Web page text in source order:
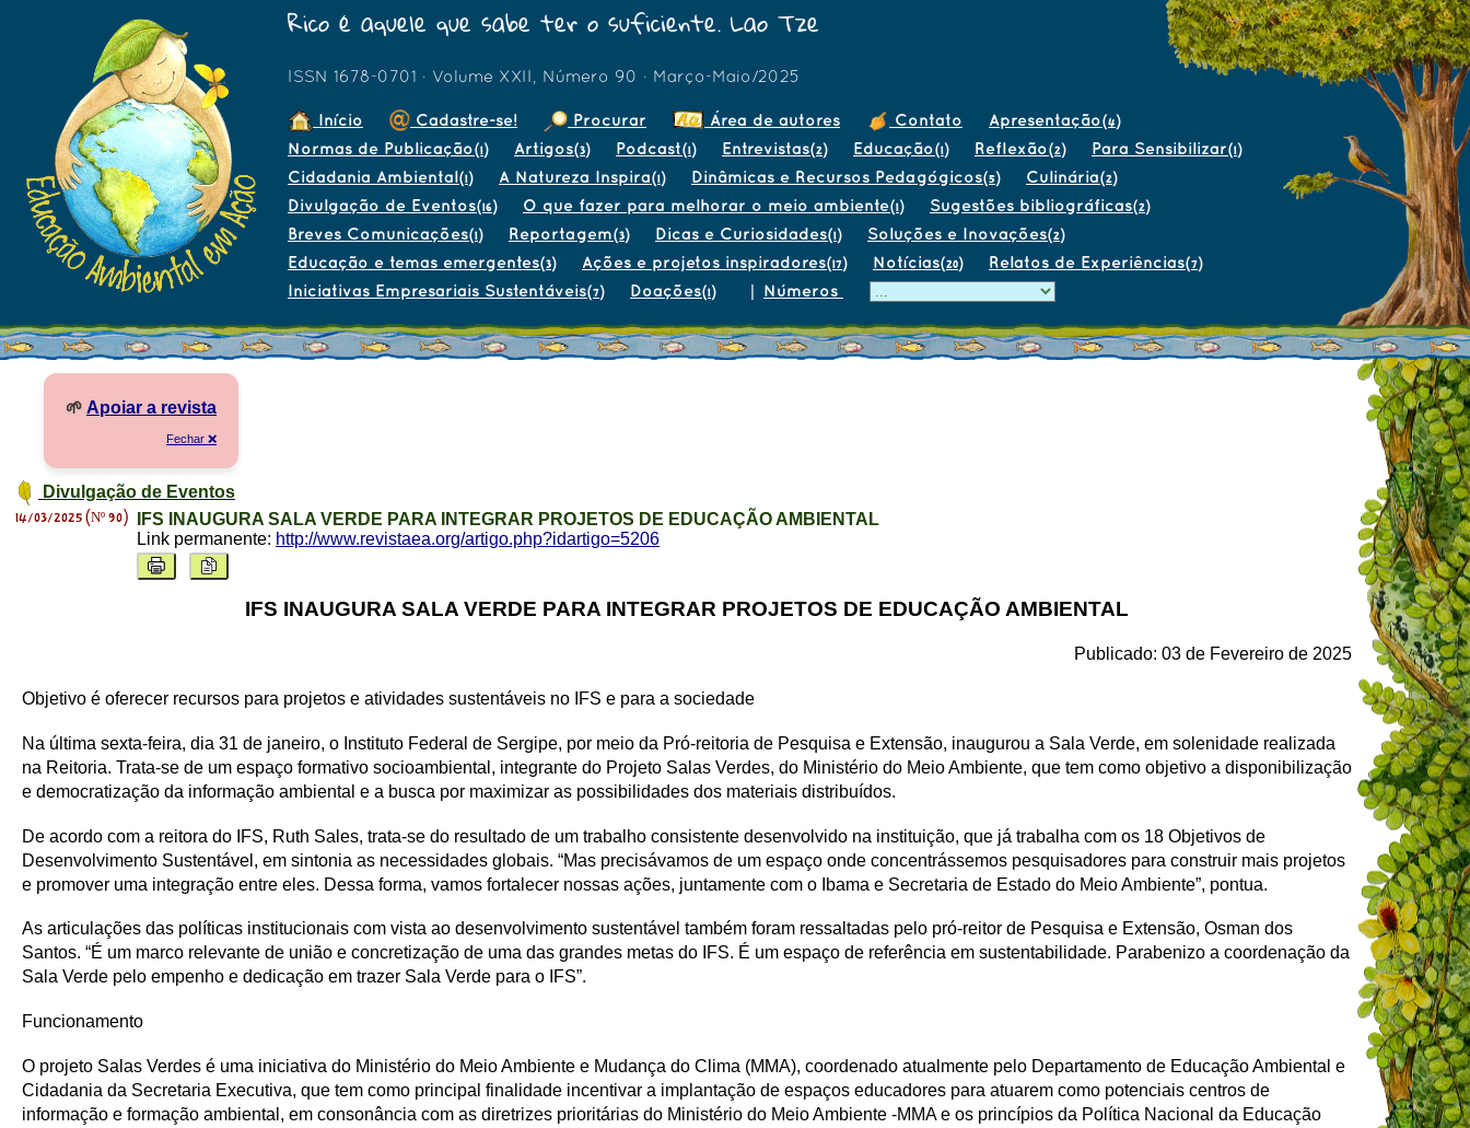
Rico é aquele que sabe ter o suficiente. Lao Tze
ISSN 1678-0701 · Volume XXII, Número 90 · Março-Maio/2025
Início Cadastre-se! Procurar Área de autores Contato Apresentação(4)
Normas de Publicação(1) Artigos(3) Podcast(1) Entrevistas(2) Educação(1) Reflexão(2) Para Sensibilizar(1)
Cidadania Ambiental(1) A Natureza Inspira(1) Dinâmicas e Recursos Pedagógicos(5) Culinária(2)
Divulgação de Eventos(16) O que fazer para melhorar o meio ambiente(1) Sugestões bibliográficas(2)
Breves Comunicações(1) Reportagem(3) Dicas e Curiosidades(1) Soluções e Inovações(2)
Educação e temas emergentes(3) Ações e projetos inspiradores(17) Notícias(20) Relatos de Experiências(7)
Iniciativas Empresariais Sustentáveis(7) Doações(1) | Números
🌱 Apoiar a revista
Fechar ❌
Divulgação de Eventos
14/03/2025 (Nº 90)
IFS INAUGURA SALA VERDE PARA INTEGRAR PROJETOS DE EDUCAÇÃO AMBIENTAL
Link permanente: http://www.revistaea.org/artigo.php?idartigo=5206
IFS INAUGURA SALA VERDE PARA INTEGRAR PROJETOS DE EDUCAÇÃO AMBIENTAL
Publicado: 03 de Fevereiro de 2025
Objetivo é oferecer recursos para projetos e atividades sustentáveis no IFS e para a sociedade
Na última sexta-feira, dia 31 de janeiro, o Instituto Federal de Sergipe, por meio da Pró-reitoria de Pesquisa e Extensão, inaugurou a Sala Verde, em solenidade realizada
na Reitoria. Trata-se de um espaço formativo socioambiental, integrante do Projeto Salas Verdes, do Ministério do Meio Ambiente, que tem como objetivo a disponibilização
e democratização da informação ambiental e a busca por maximizar as possibilidades dos materiais distribuídos.
De acordo com a reitora do IFS, Ruth Sales, trata-se do resultado de um trabalho consistente desenvolvido na instituição, que já trabalha com os 18 Objetivos de
Desenvolvimento Sustentável, em sintonia as necessidades globais. “Mas precisávamos de um espaço onde concentrássemos pesquisadores para construir mais projetos
e promover uma integração entre eles. Dessa forma, vamos fortalecer nossas ações, juntamente com o Ibama e Secretaria de Estado do Meio Ambiente”, pontua.
As articulações das políticas institucionais com vista ao desenvolvimento sustentável também foram ressaltadas pelo pró-reitor de Pesquisa e Extensão, Osman dos
Santos. “É um marco relevante de união e concretização de uma das grandes metas do IFS. É um espaço de referência em sustentabilidade. Parabenizo a coordenação da
Sala Verde pelo empenho e dedicação em trazer Sala Verde para o IFS”.
Funcionamento
O projeto Salas Verdes é uma iniciativa do Ministério do Meio Ambiente e Mudança do Clima (MMA), coordenado atualmente pelo Departamento de Educação Ambiental e
Cidadania da Secretaria Executiva, que tem como principal finalidade incentivar a implantação de espaços educadores para atuarem como potenciais centros de
informação e formação ambiental, em consonância com as diretrizes prioritárias do Ministério do Meio Ambiente -MMA e os princípios da Política Nacional da Educação